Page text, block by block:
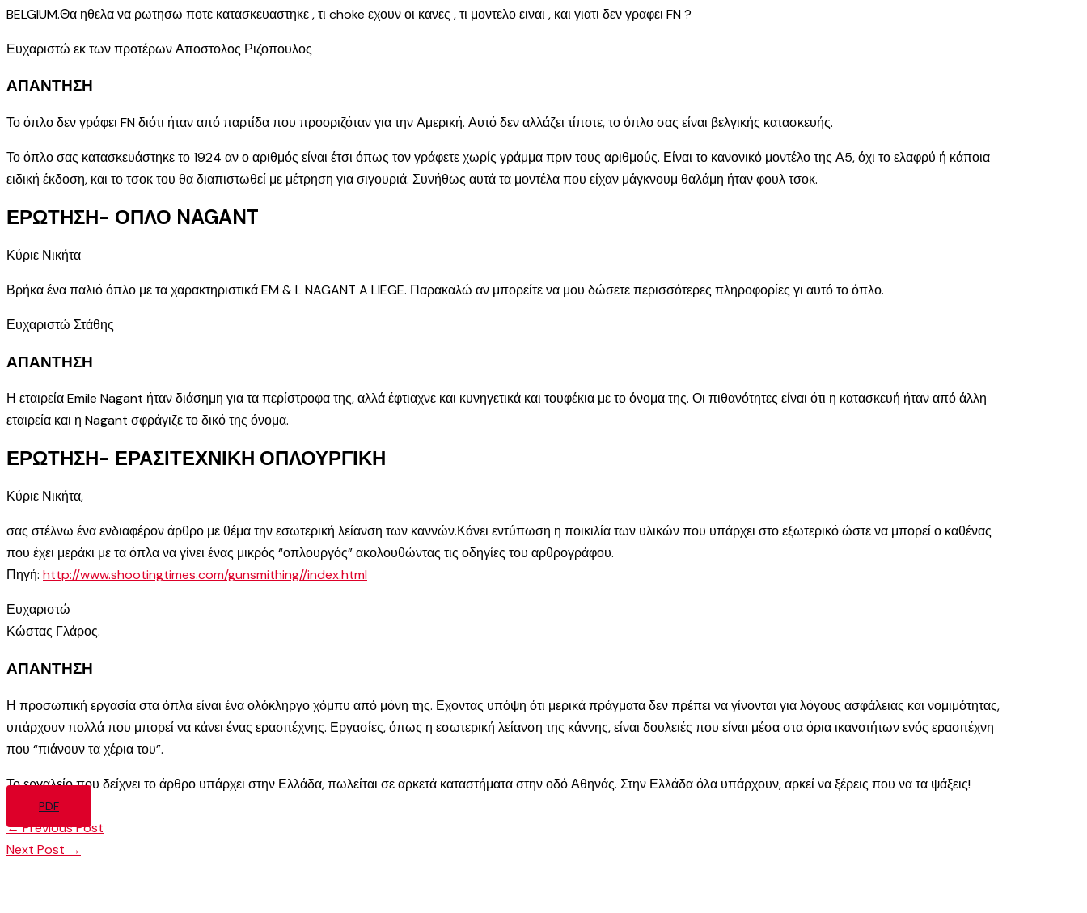
BELGIUM.Θα ηθελα να ρωτησω ποτε κατασκευαστηκε , τι choke εχουν οι κανες , τι μοντελο ειναι , και γιατι δεν γραφει FN ?
Ευχαριστώ εκ των προτέρων Αποστολος Ριζοπουλος
ΑΠΑΝΤΗΣΗ
Το όπλο δεν γράφει FN διότι ήταν από παρτίδα που προοριζόταν για την Αμερική. Αυτό δεν αλλάζει τίποτε, το όπλο σας είναι βελγικής κατασκευής.
Το όπλο σας κατασκευάστηκε το 1924 αν ο αριθμός είναι έτσι όπως τον γράφετε χωρίς γράμμα πριν τους αριθμούς. Είναι το κανονικό μοντέλο της Α5, όχι το ελαφρύ ή κάποια
ειδική έκδοση, και το τσοκ του θα διαπιστωθεί με μέτρηση για σιγουριά. Συνήθως αυτά τα μοντέλα που είχαν μάγκνουμ θαλάμη ήταν φουλ τσοκ.
ΕΡΩΤΗΣΗ- ΟΠΛΟ NAGANT
Κύριε Νικήτα
Βρήκα ένα παλιό όπλο με τα χαρακτηριστικά EM & L NAGANT A LIEGE. Παρακαλώ αν μπορείτε να μου δώσετε περισσότερες πληροφορίες γι αυτό το όπλο.
Ευχαριστώ Στάθης
ΑΠΑΝΤΗΣΗ
Η εταιρεία Emile Nagant ήταν διάσημη για τα περίστροφα της, αλλά έφτιαχνε και κυνηγετικά και τουφέκια με το όνομα της. Οι πιθανότητες είναι ότι η κατασκευή ήταν από άλλη
εταιρεία και η Nagant σφράγιζε το δικό της όνομα.
ΕΡΩΤΗΣΗ- ΕΡΑΣΙΤΕΧΝΙΚΗ ΟΠΛΟΥΡΓΙΚΗ
Κύριε Νικήτα,
σας στέλνω ένα ενδιαφέρον άρθρο με θέμα την εσωτερική λείανση των καννών.Κάνει εντύπωση η ποικιλία των υλικών που υπάρχει στο εξωτερικό ώστε να μπορεί ο καθένας
που έχει μεράκι με τα όπλα να γίνει ένας μικρός “οπλουργός” ακολουθώντας τις οδηγίες του αρθρογράφου.
Πηγή: http://www.shootingtimes.com/gunsmithing//index.html
Ευχαριστώ
Κώστας Γλάρος.
ΑΠΑΝΤΗΣΗ
Η προσωπική εργασία στα όπλα είναι ένα ολόκληργο χόμπυ από μόνη της. Εχοντας υπόψη ότι μερικά πράγματα δεν πρέπει να γίνονται για λόγους ασφάλειας και νομιμότητας,
υπάρχουν πολλά που μπορεί να κάνει ένας ερασιτέχνης. Εργασίες, όπως η εσωτερική λείανση της κάννης, είναι δουλειές που είναι μέσα στα όρια ικανοτήτων ενός ερασιτέχνη
που “πιάνουν τα χέρια του”.
Το εργαλείο που δείχνει το άρθρο υπάρχει στην Ελλάδα, πωλείται σε αρκετά καταστήματα στην οδό Αθηνάς. Στην Ελλάδα όλα υπάρχουν, αρκεί να ξέρεις που να τα ψάξεις!
PDF
←Previous Post
Next Post →